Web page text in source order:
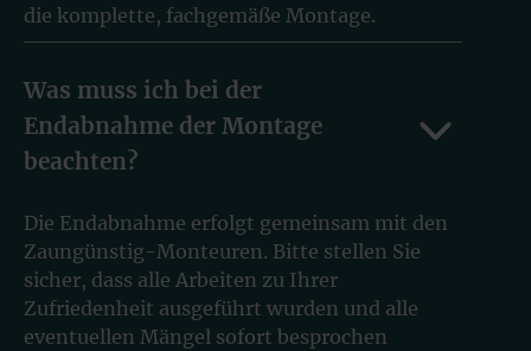
die komplette, fachgemäße Montage.
Was muss ich bei der
Endabnahme der Montage
beachten?
Die Endabnahme erfolgt gemeinsam mit den
Zaungünstig-Monteuren. Bitte stellen Sie
sicher, dass alle Arbeiten zu Ihrer
Zufriedenheit ausgeführt wurden und alle
eventuellen Mängel sofort besprochen